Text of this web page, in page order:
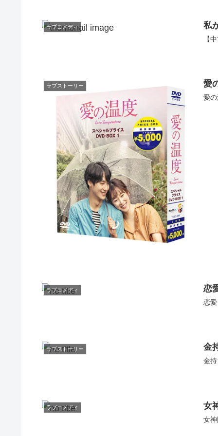
ラブコメディ 私
【
ラブストーリー 愛
愛
ラブコメディ 恋
恋
ラブストーリー 金
金
ラブコメディ 女
女